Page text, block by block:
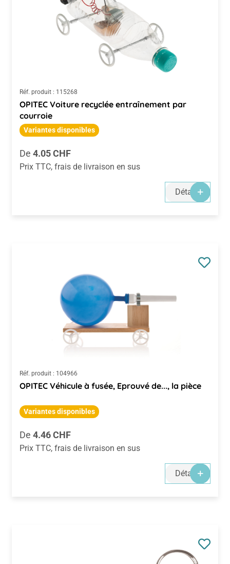
Réf. produit : 115268
OPITEC Voiture recyclée entraînement par
courroie
Variantes disponibles
Prix régulier :
De 4.05 CHF
Prix TTC, frais de livraison en sus
Détails
Réf. produit : 104966
OPITEC Véhicule à fusée, Eprouvé de..., la pièce
Variantes disponibles
Prix régulier :
De 4.46 CHF
Prix TTC, frais de livraison en sus
Détails